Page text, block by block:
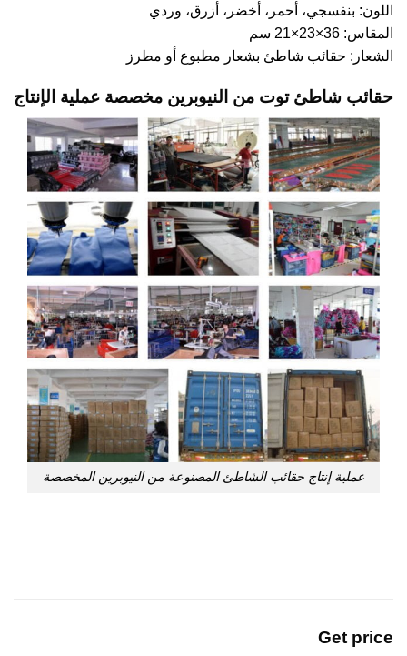
اللون: بنفسجي، أحمر، أخضر، أزرق، وردي
المقاس: 36×23×21 سم
الشعار: حقائب شاطئ بشعار مطبوع أو مطرز
حقائب شاطئ توت من النيوبرين مخصصة عملية الإنتاج
عملية إنتاج حقائب الشاطئ المصنوعة من النيوبرين المخصصة
Get price